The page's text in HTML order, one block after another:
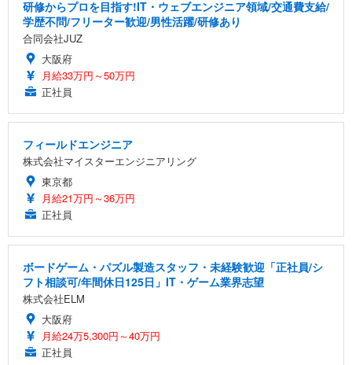
研修からプロを目指す!IT・ウェブエンジニア領域/交通費支給/
学歴不問/フリーター歓迎/男性活躍/研修あり
合同会社JUZ
大阪府
月給33万円～50万円
正社員
フィールドエンジニア
株式会社マイスターエンジニアリング
東京都
月給21万円～36万円
正社員
ボードゲーム・パズル製造スタッフ・未経験歓迎「正社員/シ
フト相談可/年間休日125日」IT・ゲーム業界志望
株式会社ELM
大阪府
月給24万5,300円～40万円
正社員